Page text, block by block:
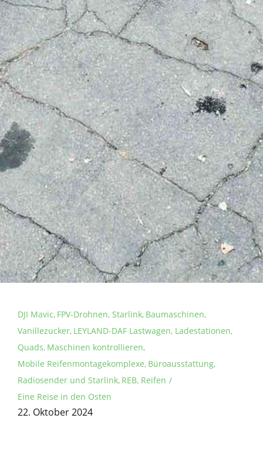
DJI Mavic FPV-Drohnen Starlink Baumaschinen
Vanillezucker LEYLAND-DAF Lastwagen Ladestationen
Quads Maschinen kontrollieren
Mobile Reifenmontagekomplexe Büroausstattung
Radiosender und Starlink REB Reifen
Eine Reise in den Osten
22. Oktober 2024